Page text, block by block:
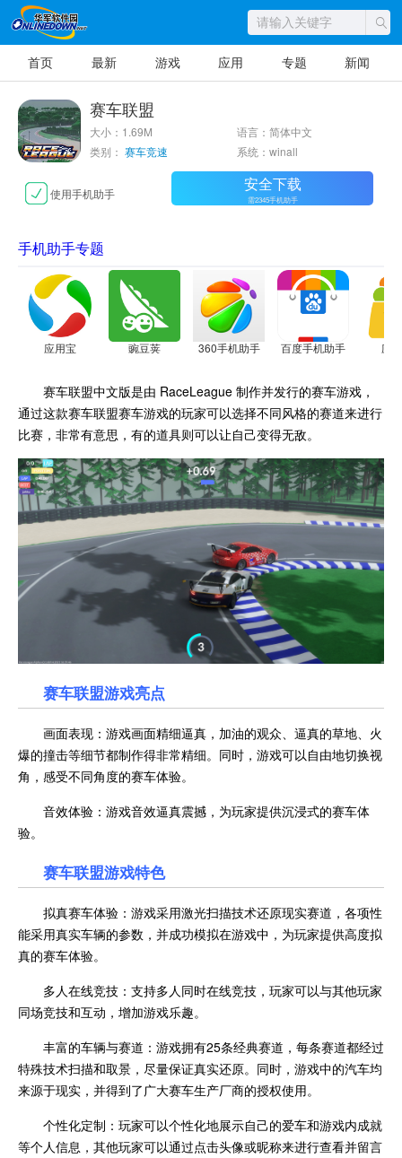
首页 最新 游戏 应用 专题 新闻
赛车联盟
大小：1.69M
语言：简体中文
类别： 赛车竞速 系统：winall
使用手机助手 安全下载
需2345手机助手
手机助手专题
应用宝 豌豆荚 360手机助手 百度手机助手 应
赛车联盟中文版是由 RaceLeague 制作并发行的赛车游戏，
通过这款赛车联盟赛车游戏的玩家可以选择不同风格的赛道来进行
比赛，非常有意思，有的道具则可以让自己变得无敌。
赛车联盟游戏亮点
画面表现：游戏画面精细逼真，加油的观众、逼真的草地、火
爆的撞击等细节都制作得非常精细。同时，游戏可以自由地切换视
角，感受不同角度的赛车体验。
音效体验：游戏音效逼真震撼，为玩家提供沉浸式的赛车体
验。
赛车联盟游戏特色
拟真赛车体验：游戏采用激光扫描技术还原现实赛道，各项性
能采用真实车辆的参数，并成功模拟在游戏中，为玩家提供高度拟
真的赛车体验。
多人在线竞技：支持多人同时在线竞技，玩家可以与其他玩家
同场竞技和互动，增加游戏乐趣。
丰富的车辆与赛道：游戏拥有25条经典赛道，每条赛道都经过
特殊技术扫描和取景，尽量保证真实还原。同时，游戏中的汽车均
来源于现实，并得到了广大赛车生产厂商的授权使用。
个性化定制：玩家可以个性化地展示自己的爱车和游戏内成就
等个人信息，其他玩家可以通过点击头像或昵称来进行查看并留言